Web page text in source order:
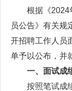
根据《2024
员公告》有关规
开招聘工作人员
单予以公布，并
一、面试成
按照笔试成